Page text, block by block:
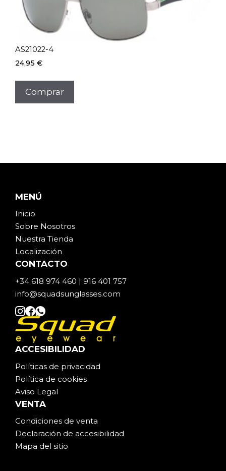
AS21022-4
24,95 €
Comprar
MENÚ
Inicio
Sobre Nosotros
Nuestra Tienda
Localización
CONTACTO
+34 618 974 460 | 916 401 757
info@squadsunglasses.com
ACCESIBILIDAD
Políticas de privacidad
Política de cookies
Aviso Legal
VENTA
Condiciones de venta
Declaración de accesibilidad
Mapa del sitio